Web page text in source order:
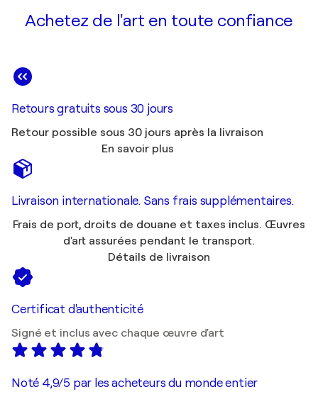
Achetez de l'art en toute confiance
Retours gratuits sous 30 jours
Retour possible sous 30 jours après la livraison
En savoir plus
Livraison internationale. Sans frais supplémentaires.
Frais de port, droits de douane et taxes inclus. Œuvres
d'art assurées pendant le transport.
Détails de livraison
Certificat d'authenticité
Signé et inclus avec chaque œuvre d'art
Noté 4,9/5 par les acheteurs du monde entier